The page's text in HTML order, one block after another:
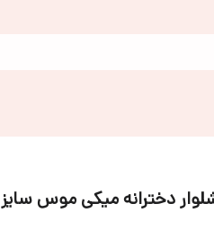
دخترانه میکی موس سایز ۴۵